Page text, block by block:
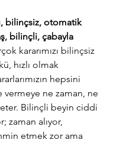
bilinçsiz, otomatik
bilinçli, çabayla
kararımızı bilinçsiz
hızlı olmak
hepsini
ne zaman, ne
Bilinçli beyin ciddi
zaman alıyor,
etmek zor ama